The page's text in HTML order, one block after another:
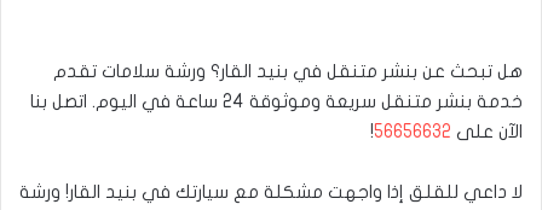
هل تبحث عن بنشر متنقل في بنيد القار؟ ورشة سلامات تقدم
خدمة بنشر متنقل سريعة وموثوقة 24 ساعة في اليوم. اتصل بنا
الآن على 56656632
!
لا داعي للقلق إذا واجهت مشكلة مع سيارتك في بنيد القار! ورشة